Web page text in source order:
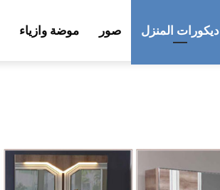
ديكورات المنزل صور موضة وازياء